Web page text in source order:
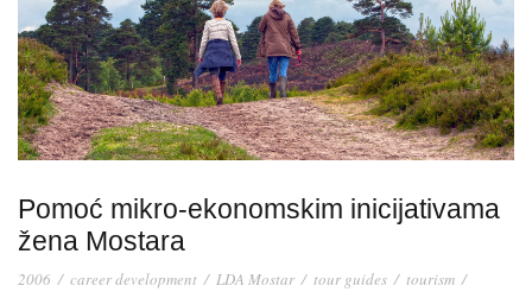
Pomoć mikro-ekonomskim inicijativama
žena Mostara
2006 / career development / LDA Mostar / tour guides / tourism /